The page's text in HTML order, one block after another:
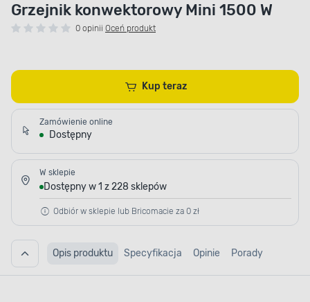
Grzejnik konwektorowy Mini 1500 W
0 opinii Oceń produkt
Kup teraz
Zamówienie online
Dostępny
W sklepie
Dostępny w 1 z 228 sklepów
Odbiór w sklepie lub Bricomacie za 0 zł
Opis produktu Specyfikacja Opinie Porady